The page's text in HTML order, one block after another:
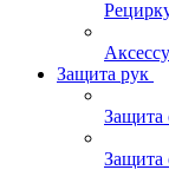
Защита рук
Защита
Защита